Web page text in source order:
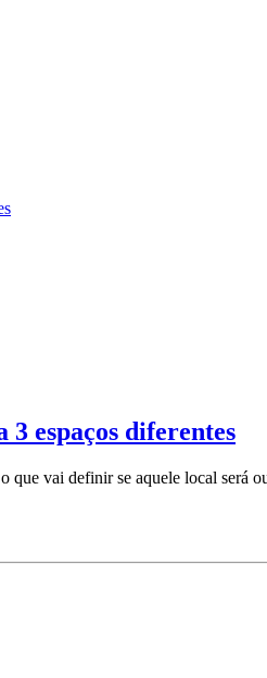
3 espaços diferentes
que vai definir se aquele local